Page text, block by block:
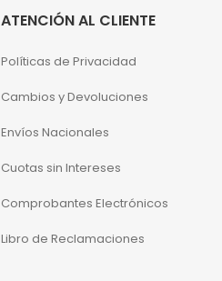
ATENCIÓN AL CLIENTE
Políticas de Privacidad
Cambios y Devoluciones
Envíos Nacionales
Cuotas sin Intereses
Comprobantes Electrónicos
Libro de Reclamaciones